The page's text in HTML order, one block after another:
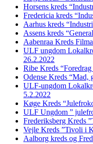
Horsens kreds
Fredericia kreds
Aarhus kreds
Assens kreds
Aabenraa Kreds
ULF ungdom
26.2.2022
Ribe Kreds
Odense Kreds “Mad,
ULF-ungdom
5.2.2022
Køge Kreds
ULF Ungdom ”
Frederiksberg Kreds
Vejle Kreds ”Tivoli i
Aalborg kreds og